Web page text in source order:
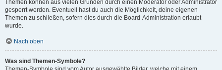
Themen können aus vielen Gründen durch einen Moderator oder Administrator
gesperrt werden. Eventuell hast du auch die Möglichkeit, deine eigenen
Themen zu schließen, sofern dies durch die Board-Administration erlaubt
wurde.
Nach oben
Was sind Themen-Symbole?